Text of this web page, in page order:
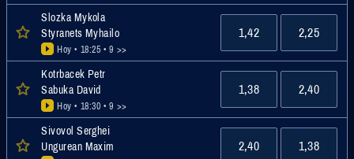
Slozka Mykola
Styranets Myhailo
Hoy • 18:25 • 9 >>
1,42 2,25
Kotrbacek Petr
Sabuka David
Hoy • 18:30 • 9 >>
1,38 2,40
Sivovol Serghei
Ungurean Maxim
2,40 1,38